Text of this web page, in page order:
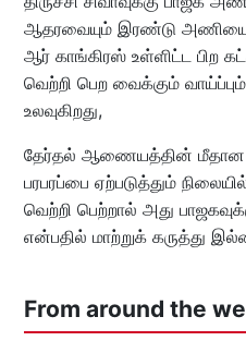
ஆதரவையும் இரண்டு
ஆர் காங்கிரஸ் உள்ளிட்ட பிற
வெற்றி பெற வைக்கும்
உலவுகிறது,
தேர்தல் ஆணையத்தின் மீதான
பரபரப்பை ஏற்படுத்தும் நிலையில்
வெற்றி பெற்றால் அது
என்பதில் மாற்றுக் கருத்து
From around the